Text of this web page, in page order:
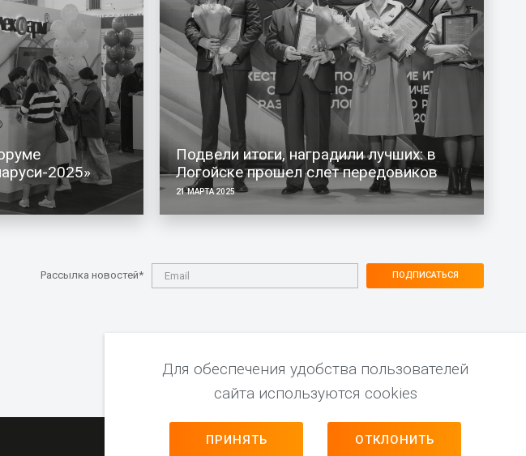
2025»
Подвели итоги, наградили лучших: в
Логойске прошел слет передовиков
21 МАРТА 2025
Рассылка новостей ПОДПИСАТЬСЯ
Для обеспечения удобства пользователей
сайта используются cookies
ПРИНЯТЬ ОТКЛОНИТЬ